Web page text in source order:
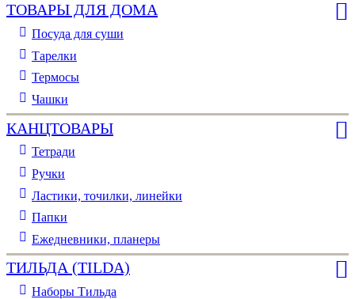
ТОВАРЫ ДЛЯ ДОМА
Посуда для суши
Тарелки
Термосы
Чашки
КАНЦТОВАРЫ
Тетради
Ручки
Ластики, точилки, линейки
Папки
Ежедневники, планеры
ТИЛЬДА (TILDA)
Наборы Тильда